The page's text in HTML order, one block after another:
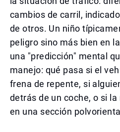
cambios de carril,
de otros. Un niño
peligro sino más bien en
una "predicción" mental
manejo: qué pasa si el
frena de repente, si
detrás de un coche, o si
en una sección